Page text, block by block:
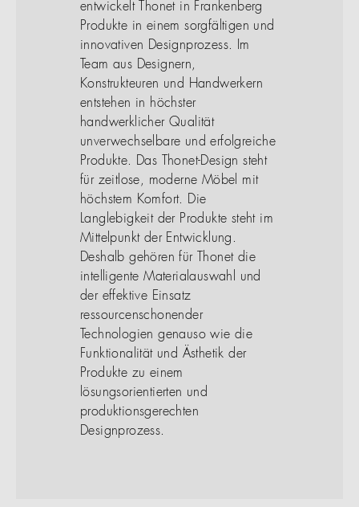
entwickelt Thonet in Frankenberg
Produkte in einem sorgfältigen und
innovativen Designprozess. Im
Team aus Designern,
Konstrukteuren und Handwerkern
entstehen in höchster
handwerklicher Qualität
unverwechselbare und erfolgreiche
Produkte. Das Thonet-Design steht
für zeitlose, moderne Möbel mit
höchstem Komfort. Die
Langlebigkeit der Produkte steht im
Mittelpunkt der Entwicklung.
Deshalb gehören für Thonet die
intelligente Materialauswahl und
der effektive Einsatz
ressourcenschonender
Technologien genauso wie die
Funktionalität und Ästhetik der
Produkte zu einem
lösungsorientierten und
produktionsgerechten
Designprozess.